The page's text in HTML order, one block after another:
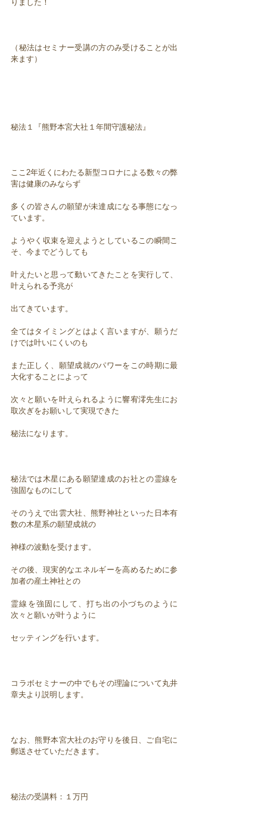
りました！
（秘法はセミナー受講の方のみ受けることが出
来ます）
秘法１『熊野本宮大社１年間守護秘法』
ここ2年近くにわたる新型コロナによる数々の弊
害は健康のみならず
多くの皆さんの願望が未達成になる事態になっ
ています。
ようやく収束を迎えようとしているこの瞬間こ
そ、今までどうしても
叶えたいと思って動いてきたことを実行して、
叶えられる予兆が
出てきています。
全てはタイミングとはよく言いますが、願うだ
けでは叶いにくいのも
また正しく、願望成就のパワーをこの時期に最
大化することによって
次々と願いを叶えられるように響宥澪先生にお
取次ぎをお願いして実現できた
秘法になります。
秘法では木星にある願望達成のお社との霊線を
強固なものにして
そのうえで出雲大社、熊野神社といった日本有
数の木星系の願望成就の
神様の波動を受けます。
その後、現実的なエネルギーを高めるために参
加者の産土神社との
霊線を強固にして、打ち出の小づちのように
次々と願いが叶うように
セッティングを行います。
コラボセミナーの中でもその理論について丸井
章夫より説明します。
なお、熊野本宮大社のお守りを後日、ご自宅に
郵送させていただきます。
秘法の受講料：１万円